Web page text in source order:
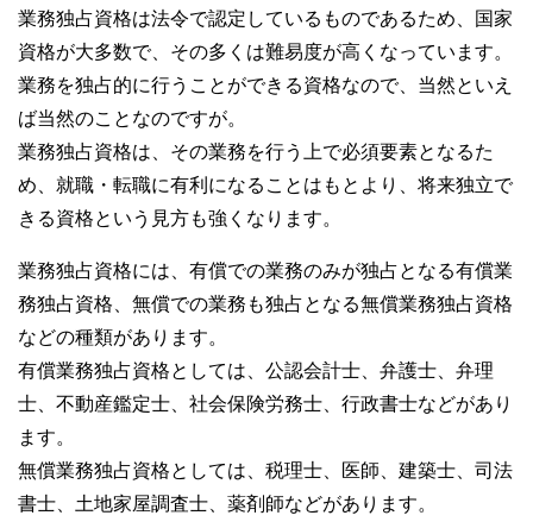
業務独占資格は法令で認定しているものであるため、国家
資格が大多数で、その多くは難易度が高くなっています。
業務を独占的に行うことができる資格なので、当然といえ
ば当然のことなのですが。
業務独占資格は、その業務を行う上で必須要素となるた
め、就職・転職に有利になることはもとより、将来独立で
きる資格という見方も強くなります。
業務独占資格には、有償での業務のみが独占となる有償業
務独占資格、無償での業務も独占となる無償業務独占資格
などの種類があります。
有償業務独占資格としては、公認会計士、弁護士、弁理
士、不動産鑑定士、社会保険労務士、行政書士などがあり
ます。
無償業務独占資格としては、税理士、医師、建築士、司法
書士、土地家屋調査士、薬剤師などがあります。